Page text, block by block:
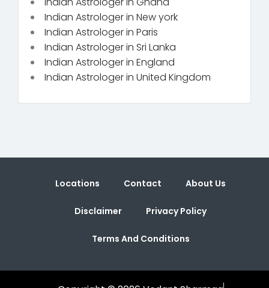
Indian Astrologer in New york
Indian Astrologer in Paris
Indian Astrologer in Sri Lanka
Indian Astrologer in England
Indian Astrologer in United Kingdom
Locations Contact About Us
Disclaimer Privacy Policy
Terms And Conditions